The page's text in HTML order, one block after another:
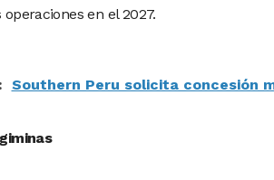
en el 2027.
Southern Peru solicita concesión